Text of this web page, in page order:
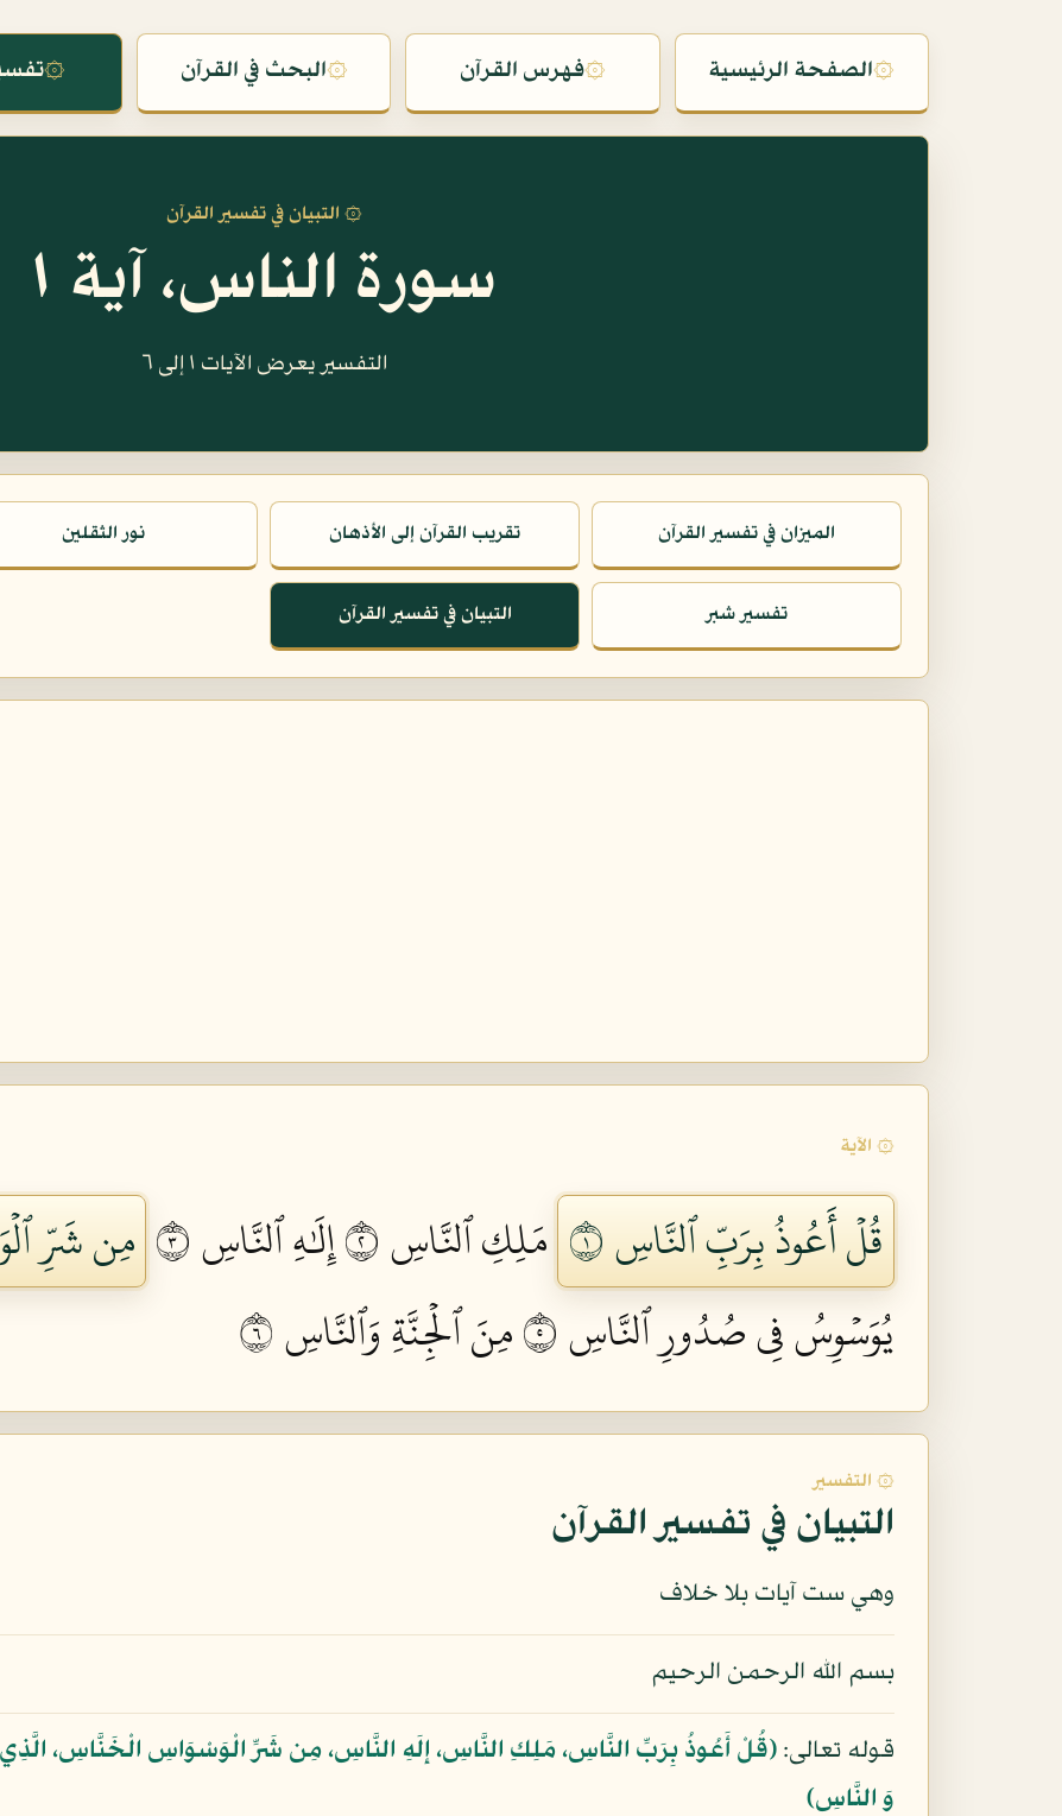
۞الصفحة الرئيسية ۞فهرس القرآن ۞البحث في القرآن ۞
۞ التبيان في تفسير القرآن
سورة الناس، آية ١
التفسير يعرض الآيات ١ إلى ٦
الميزان في تفسير القرآن تقريب القرآن إلى الأذهان نور الثقلين
تفسير شبر التبيان في تفسير القرآن
۞ الآية
قُلۡ أَعُوذُ بِرَبِّ ٱلنَّاسِ ١ مَلِكِ ٱلنَّاسِ ٢ إِلَٰهِ ٱلنَّاسِ ٣ مِن شَرِّ
يُوَسۡوِسُ فِي صُدُورِ ٱلنَّاسِ ٥
مِنَ ٱلۡجِنَّةِ وَٱلنَّاسِ ٦
۞ التفسير
التبيان في تفسير القرآن
وهي ست آيات بلا خلاف
بسم الله الرحمن الرحيم
قوله تعالى: ﴿قُلْ أَعُوذُ بِرَبِّ النَّاسِ، مَلِكِ النَّاسِ، إِلَهِ النَّاسِ، مِن شَرِّ الْوَسْوَاسِ الْخَنَّاسِ،
وَ النَّاسِ﴾